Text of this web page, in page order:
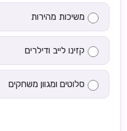
משיכות מהירות
קזינו לייב ודילרים
סלוטים ומגוון משחקים